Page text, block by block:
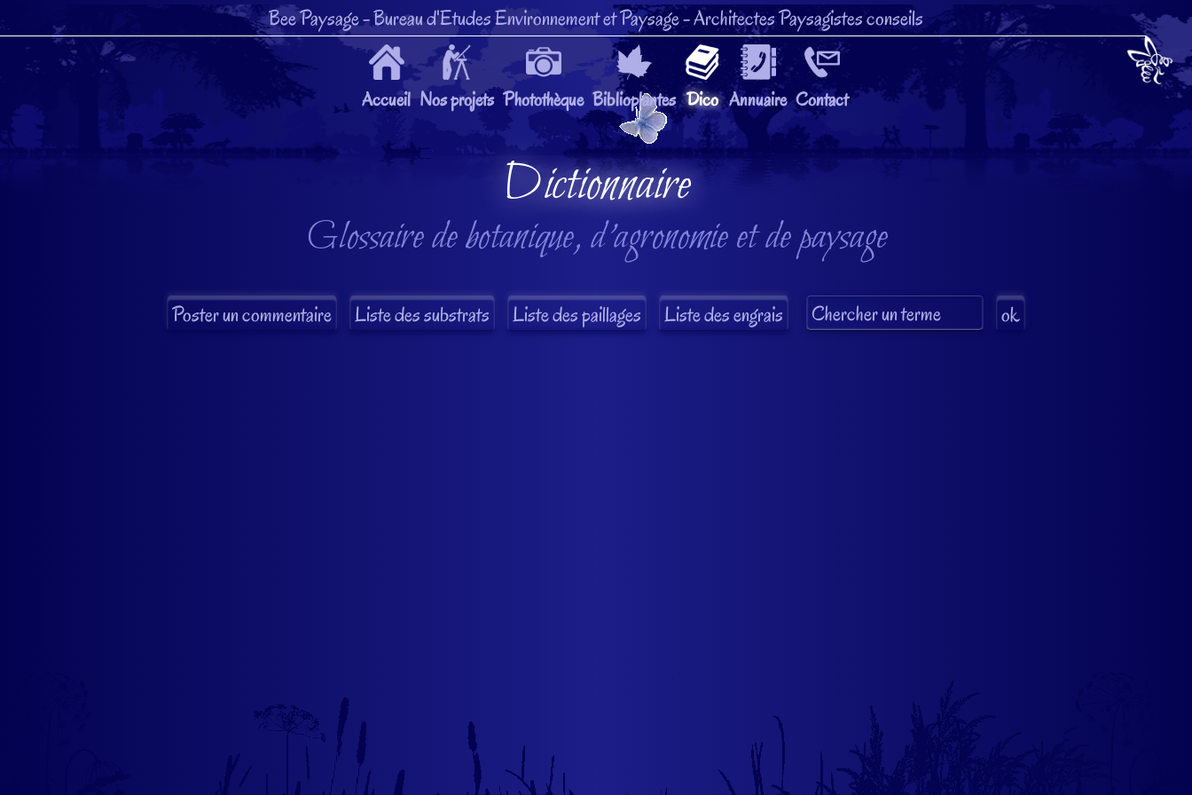
Bee Paysage- Bureau d'Etudes Environnement et Paysage- Architectes Paysagistes conseils
Accueil Nos projets Photothèque Biblioplantes Dico Annuaire Contact
Dictionnaire
Glossaire de botanique, d'agronomie et de paysage
Liste des substrats Liste des paillages Liste des engrais